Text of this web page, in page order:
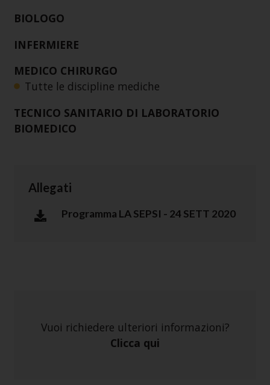
BIOLOGO
INFERMIERE
MEDICO CHIRURGO
Tutte le discipline mediche
TECNICO SANITARIO DI LABORATORIO
BIOMEDICO
Allegati
Programma LA SEPSI - 24 SETT 2020
Vuoi richiedere ulteriori informazioni?
Clicca qui